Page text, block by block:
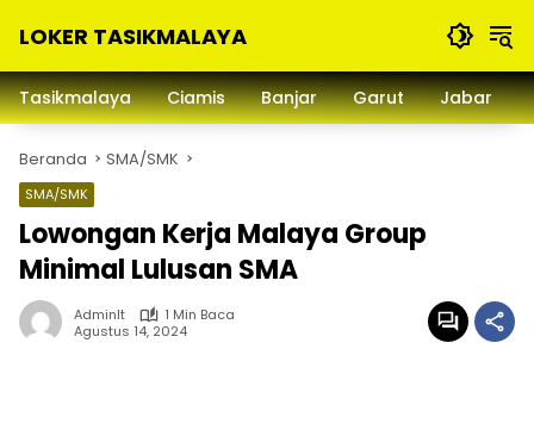
LOKER TASIKMALAYA
Lowongan
Kerja
dan
Sekitarna
Tasikmalaya Ciamis Banjar Garut Jabar
Beranda SMA/SMK
SMA/SMK
Lowongan Kerja Malaya Group
Minimal Lulusan SMA
Adminlt
1 Min Baca
Agustus 14, 2024